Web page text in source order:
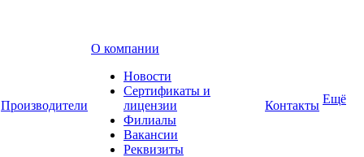
Производители
О компании
Новости
Сертификаты и
лицензии
Филиалы
Вакансии
Реквизиты
Контакты Ещё